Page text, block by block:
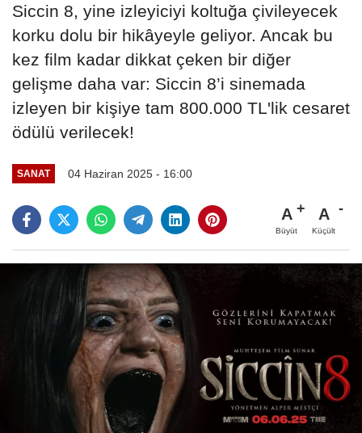
Siccin 8, yine izleyiciyi koltuğa çivileyecek
korku dolu bir hikâyeyle geliyor. Ancak bu
kez film kadar dikkat çeken bir diğer
gelişme daha var: Siccin 8’i sinemada
izleyen bir kişiye tam 800.000 TL'lik cesaret
ödülü verilecek!
SANAT 04 Haziran 2025 - 16:00
A
Büyüt
A
Küçült